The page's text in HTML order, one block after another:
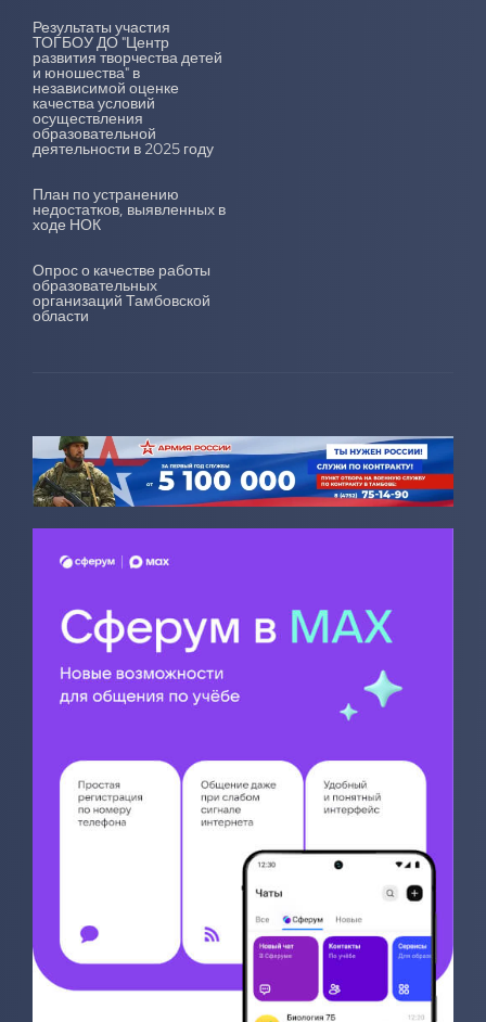
Результаты участия
ТОГБОУ ДО "Центр
развития творчества детей
и юношества" в
независимой оценке
качества условий
осуществления
образовательной
деятельности в 2025 году
План по устранению
недостатков, выявленных в
ходе НОК
Опрос о качестве работы
образовательных
организаций Тамбовской
области